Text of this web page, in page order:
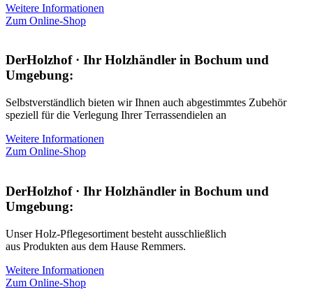
Weitere Informationen
Zum Online-Shop
DerHolzhof · Ihr Holzhändler in Bochum und
Umgebung:
Selbstverständlich bieten wir Ihnen auch abgestimmtes Zubehör
speziell für die Verlegung Ihrer Terrassendielen an
Weitere Informationen
Zum Online-Shop
DerHolzhof · Ihr Holzhändler in Bochum und
Umgebung:
Unser Holz-Pflegesortiment besteht ausschließlich
aus Produkten aus dem Hause Remmers.
Weitere Informationen
Zum Online-Shop